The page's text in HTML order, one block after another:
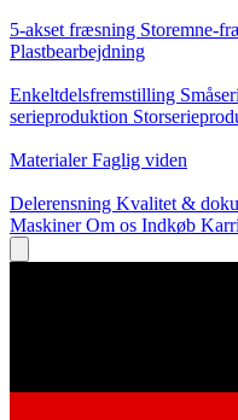
5-akset fræsning Storemne-
Plastbearbejdning
Enkeltdelsfremstilling
serieproduktion
MaterialerFaglig viden
Delerensning Kvalitet &
MaskinerOm os Indkøb